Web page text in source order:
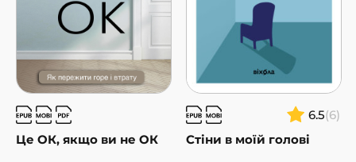
Це ОК, якщо ви не ОК
6.5(6)
Стіни в моїй голові